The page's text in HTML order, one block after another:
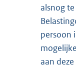
alsnog
persoon
aan